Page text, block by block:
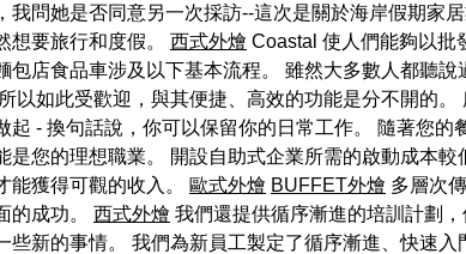
我問她是否同意另一次採訪--這次是關於海岸假期家
想要旅行和度假。 西式外燴 Coastal 使人們能夠以批
包店食品車涉及以下基本流程。 雖然大多數人都聽
以如此受歡迎，與其便捷、高效的功能是分不開的
起 - 換句話說，你可以保留你的日常工作。 隨著您
是您的理想職業。 開設自助式企業所需的啟動成本
能獲得可觀的收入。
歐式外燴 BUFFET外燴 多層次
的成功。 西式外燴 我們還提供循序漸進的培訓計劃
些新的事情。 我們為新員工製定了循序漸進、快速